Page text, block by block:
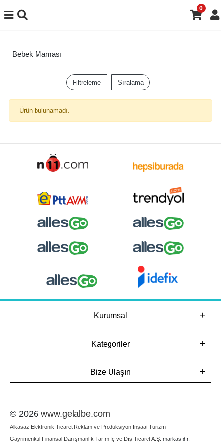
0
Bebek Maması
Filtreleme Sıralama
Ürün bulunamadı.
Kurumsal
Kategoriler
Bize Ulaşın
© 2026 www.gelalbe.com
Alkasaz Elektronik Ticaret Reklam ve Prodüksiyon İnşaat Turizm
Gayrimenkul Finansal Danışmanlık Tarım İç ve Dış Ticaret A.Ş. markasıdır.